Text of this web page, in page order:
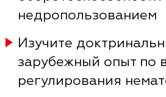
недропользованием
Изучите
зарубежный опыт по
регулирования